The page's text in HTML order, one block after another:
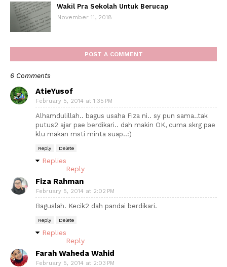
Wakil Pra Sekolah Untuk Berucap
November 11, 2018
POST A COMMENT
6 Comments
AtieYusof
February 5, 2014 at 1:35 PM
Alhamdulillah.. bagus usaha Fiza ni.. sy pun sama..tak
putus2 ajar pae berdikari.. dah makin OK, cuma skrg pae
klu makan msti minta suap..:)
Reply Delete
Replies
Reply
Fiza Rahman
February 5, 2014 at 2:02 PM
Baguslah. Kecik2 dah pandai berdikari.
Reply Delete
Replies
Reply
Farah Waheda Wahid
February 5, 2014 at 2:03 PM